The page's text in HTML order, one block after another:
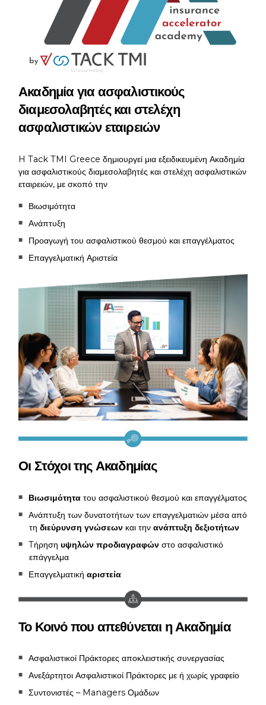
Ακαδημία για ασφαλιστικούς
διαμεσολαβητές και στελέχη
ασφαλιστικών εταιρειών
H Tack TMI Greece δημιουργεί μια εξειδικευμένη Ακαδημία
για ασφαλιστικούς διαμεσολαβητές και στελέχη ασφαλιστικών
εταιρειών, με σκοπό την
Βιωσιμότητα
Ανάπτυξη
Προαγωγή του ασφαλιστικού θεσμού και επαγγέλματος
Επαγγελματική Αριστεία
Οι Στόχοι της Ακαδημίας
Βιωσιμότητα του ασφαλιστικού θεσμού και επαγγέλματος
Ανάπτυξη των δυνατοτήτων των επαγγελματιών μέσα από
τη διεύρυνση γνώσεων και την ανάπτυξη δεξιοτήτων
Tήρηση υψηλών προδιαγραφών στο ασφαλιστικό
επάγγελμα
Επαγγελματική αριστεία
Το Κοινό που απεθύνεται η Ακαδημία
Ασφαλιστικοί Πράκτορες αποκλειστικής συνεργασίας
Ανεξάρτητοι Ασφαλιστικοί Πράκτορες με ή χωρίς γραφείο
Συντονιστές – Managers Ομάδων